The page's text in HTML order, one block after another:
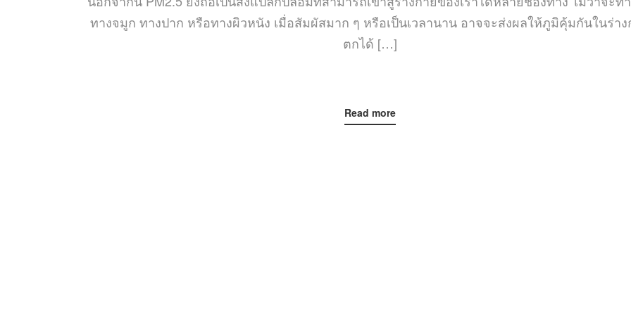
ทางจมูก ทางปาก หรือทางผิวหนัง เมื่อสัมผัสมาก ๆ หรือเป็นเวลานาน อาจจะส่งผลให้ภูมิคุ้มกันในร่าง
ตกได้ […]
Read more